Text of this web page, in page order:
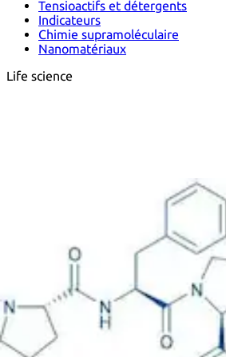
Tensioactifs et détergents
Indicateurs
Chimie supramoléculaire
Nanomatériaux
Life science